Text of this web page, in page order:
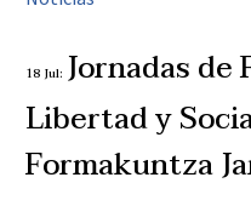
18 Jul: Jornadas de
Libertad y
Formakuntza